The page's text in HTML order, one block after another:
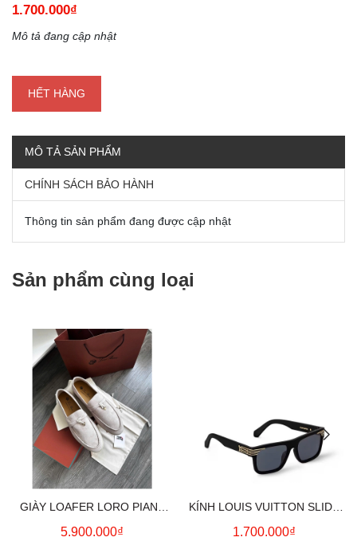
1.700.000₫
Mô tả đang cập nhật
HẾT HÀNG
MÔ TẢ SẢN PHẨM
CHÍNH SÁCH BẢO HÀNH
Thông tin sản phẩm đang được cập nhật
Sản phẩm cùng loại
GIÀY LOAFER LORO PIANA
SUMMER CHARMS (CREAM)
5.900.000₫
KÍNH LOUIS VUITTON SLIDE
SQUARE SUNGLASSES
1.700.000₫